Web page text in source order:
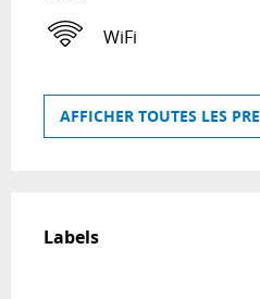
WiFi
AFFICHER TOUTES LES
Labels
Labels